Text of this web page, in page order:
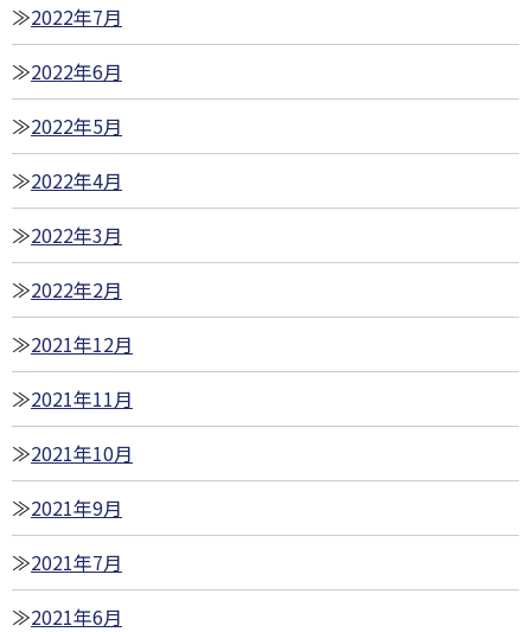
2022年7月
2022年6月
2022年5月
2022年4月
2022年3月
2022年2月
2021年12月
2021年11月
2021年10月
2021年9月
2021年7月
2021年6月